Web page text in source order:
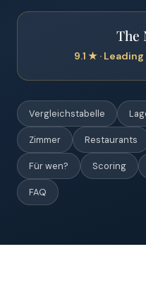
The
9.1 ★ ·
Vergleichstabelle
Zimmer Restaurants
Für wen? Scoring
FAQ